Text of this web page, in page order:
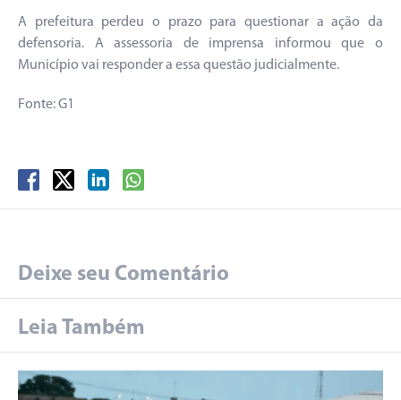
A prefeitura perdeu o prazo para questionar a ação da
defensoria. A assessoria de imprensa informou que o
Município vai responder a essa questão judicialmente.
Fonte: G1
Deixe seu Comentário
Leia Também